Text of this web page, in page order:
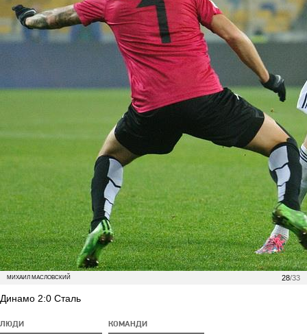
28/33
МИХАИЛ МАСЛОВСКИЙ
Динамо 2:0 Сталь
ЛЮДИ КОМАНДИ